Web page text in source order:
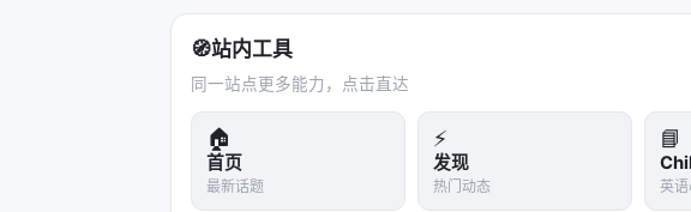
3.2 PPT的五阶段流程
阶段1：候选池收集所有候选答案 $\{\tau_1, ..., \tau_N\}$
以来自不同模型的异构集合。
阶段2：环形传递（Ring Pass） 这是一个巧妙的设计。
（哈密顿回路），然后只比较相邻的N对。每个候选恰
🧭站内工具
同一站点更多能力，点击直达
🏠
首页
最新话题
⚡
发现
热门动态
📘
英